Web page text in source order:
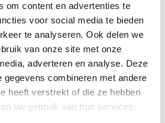
om content en advertenties te
voor social media te bieden
te analyseren. Ook delen we
van onze site met onze
adverteren en analyse. Deze
gegevens combineren met andere
heeft verstrekt of die ze hebben
uw gebruik van hun services.
van het merk Mosconi al
Sinds 2006 is MOS bezig met de
engineering en industrialisatie van
apparaten. MOS heeft een
al haar talent en ervaring
en diensten te leveren die het
verbeteren, door middel van een